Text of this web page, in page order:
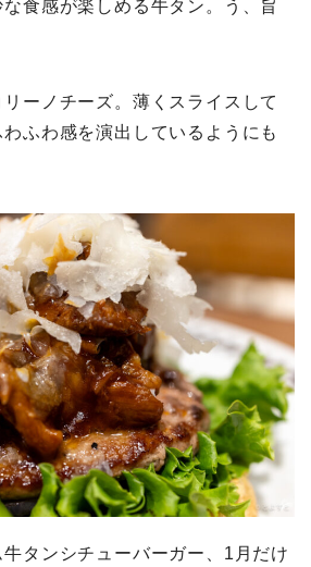
食感が楽しめる牛タン。う、旨
ーノチーズ。薄くスライスして
ふわ感を演出しているようにも
タンシチューバーガー、1月だけ